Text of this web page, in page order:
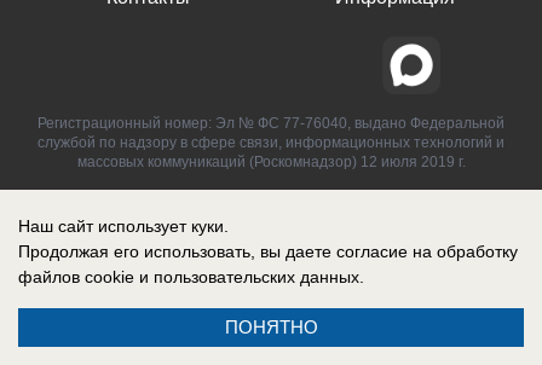
Регистрационный номер: Эл № ФС 77-76040, выдано Федеральной
службой по надзору в сфере связи, информационных технологий и
массовых коммуникаций (Роскомнадзор) 12 июля 2019 г.
Наш сайт использует куки.
Продолжая его использовать, вы даете согласие на обработку
файлов cookie и пользовательских данных.
ПОНЯТНО